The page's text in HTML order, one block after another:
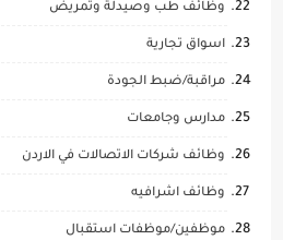
وظائف طب وصيدلة وتمريض
اسواق تجارية
مراقبة/ضبط الجودة
مدارس وجامعات
وظائف شركات الاتصالات في الاردن
وظائف اشرافيه
موظفين/موظفات استقبال